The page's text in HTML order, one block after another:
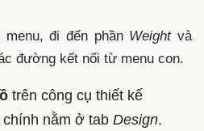
đi đến phần Weightvà
đường kết nối từ menu con.
trên công cụ thiết kế
nằm ở tab Design.